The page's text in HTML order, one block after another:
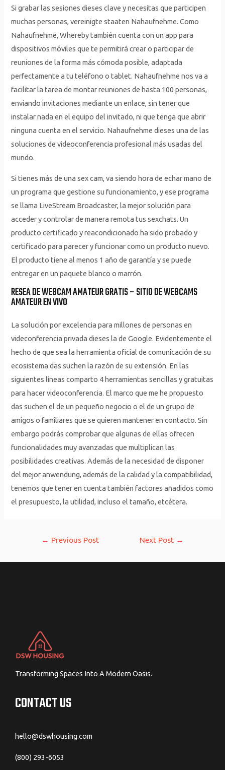
Si grabar las sesiones dieses clave y necesitas que participen
muchas personas, vereinigte staaten Nahaufnehme. Como
Nahaufnehme, Whereby también cuenta con un app para
dispositivos móviles que te permitirá crear o participar de
reuniones de la forma más cómoda posible, adaptada
perfectamente a tu teléfono o tablet. Nahaufnehme nos va a
facilitar la tarea de montar reuniones de hasta 100 personas,
enviando invitaciones mediante un enlace, sin tener que
instalar nada en el equipo del invitado, ni que tenga que abrir
ninguna cuenta en el servicio. Nahaufnehme dieses una de las
soluciones de videoconferencia profesional más usadas del
mundo.
Si tienes más de una sex cam, va siendo hora de echar mano de
un programa que gestione su funcionamiento, y ese programa
se llama LiveStream Broadcaster, la mejor solución para
acceder y controlar de manera remota tus sexchats. Un
producto certificado y reacondicionado ha sido probado y
certificado para parecer y funcionar como un producto nuevo.
El producto tiene al menos 1 año de garantía y se puede
entregar en un paquete blanco o marrón.
RESEA DE WEBCAM AMATEUR GRATIS – SITIO DE WEBCAMS
AMATEUR EN VIVO
La solución por excelencia para millones de personas en
videconferencia privada dieses la de Google. Evidentemente el
hecho de que sea la herramienta oficial de comunicación de su
ecosistema das suchen la razón de su extensión. En las
siguientes líneas comparto 4 herramientas sencillas y gratuitas
para hacer videoconferencia. El marco que me he propuesto
das suchen el de un pequeño negocio o el de un grupo de
amigos o familiares que se quieren mantener en contacto. Sin
embargo podrás comprobar que algunas de ellas ofrecen
funcionalidades muy avanzadas que multiplican las
posibilidades creativas. Además de la necesidad de disponer
del mejor anwendung, además de la calidad y la compatibilidad,
tenemos que tener en cuenta también factores añadidos como
el presupuesto, la utilidad, incluso el tamaño, etcétera.
← Previous Post Next Post →
Transforming Spaces Into A Modern Oasis.
CONTACT US
hello@dswhousing.com
(800) 293-6053